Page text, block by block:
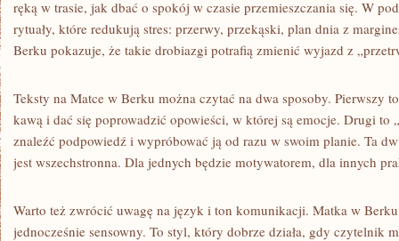
ręką w trasie, jak dbać o spokój w czasie przemieszczania się. W
rytuały, które redukują stres: przerwy, przekąski, plan dnia z
Berku pokazuje, że takie drobiazgi potrafią zmienić wyjazd z
Teksty na Matce w Berku można czytać na dwa sposoby. Pierwszy
kawą i dać się poprowadzić opowieści, w której są emocje. Drugi to
znaleźć podpowiedź i wypróbować ją od razu w swoim planie. Ta
jest wszechstronna. Dla jednych będzie motywatorem, dla innych
Warto też zwrócić uwagę na język i ton komunikacji. Matka w
jednocześnie sensowny. To styl, który dobrze działa, gdy czytelnik